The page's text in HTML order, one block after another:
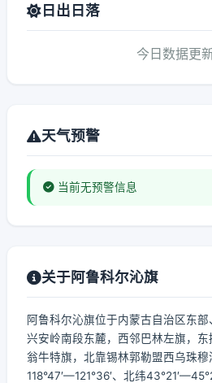
日出日落
今日数据更
天气预警
当前无预警信息
关于阿鲁科尔沁旗
阿鲁科尔沁旗位于内蒙古自治区东
兴安岭南段东麓，西邻巴林左旗，
翁牛特旗，北靠锡林郭勒盟西乌珠
118°47′—121°36′、北纬